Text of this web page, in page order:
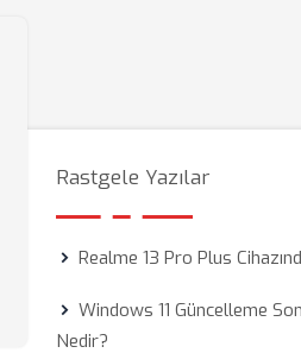
Rastgele Yazılar
Realme 13 Pro Plus
Windows 11 Güncelleme
Nedir?